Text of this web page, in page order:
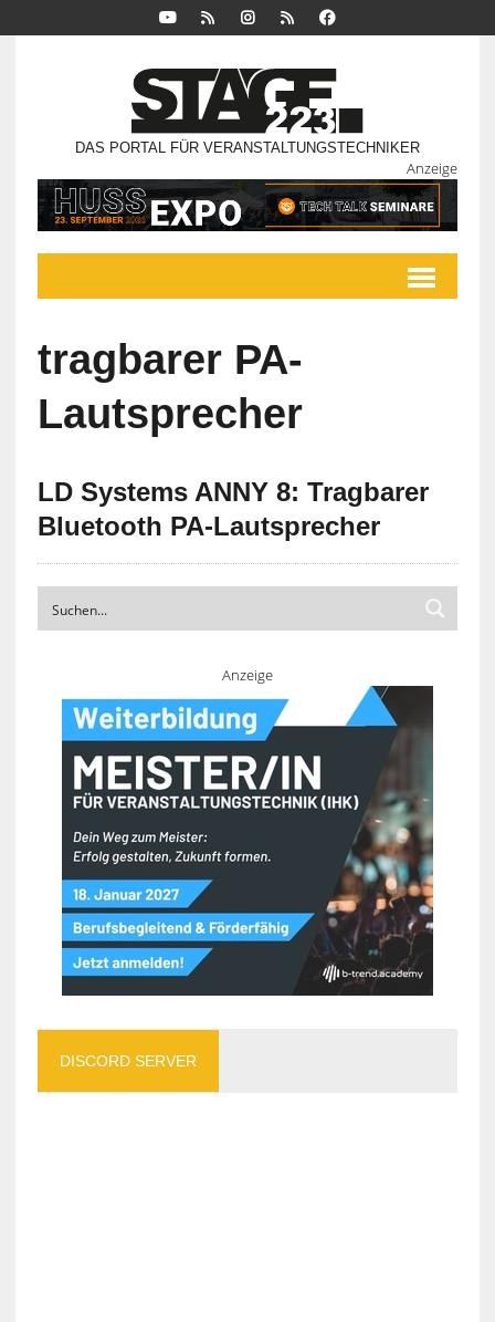
DAS PORTAL FÜR VERANSTALTUNGSTECHNIKER
Anzeige
tragbarer PA-
Lautsprecher
LD Systems ANNY 8: Tragbarer
Bluetooth PA-Lautsprecher
Anzeige
DISCORD SERVER